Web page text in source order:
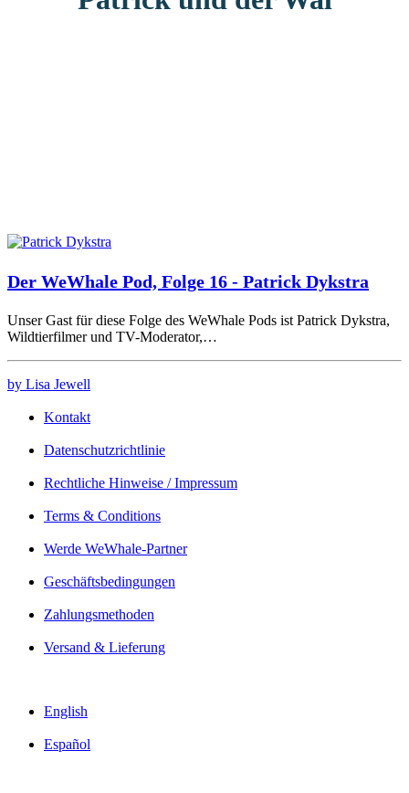
Der WeWhale Pod, Folge 16 - Patrick Dykstra
Unser Gast für diese Folge des WeWhale Pods ist Patrick Dykstra,
Wildtierfilmer und TV-Moderator,…
by Lisa Jewell
Kontakt
Datenschutzrichtlinie
Rechtliche Hinweise / Impressum
Terms & Conditions
Werde WeWhale-Partner
Geschäftsbedingungen
Zahlungsmethoden
Versand & Lieferung
English
Español